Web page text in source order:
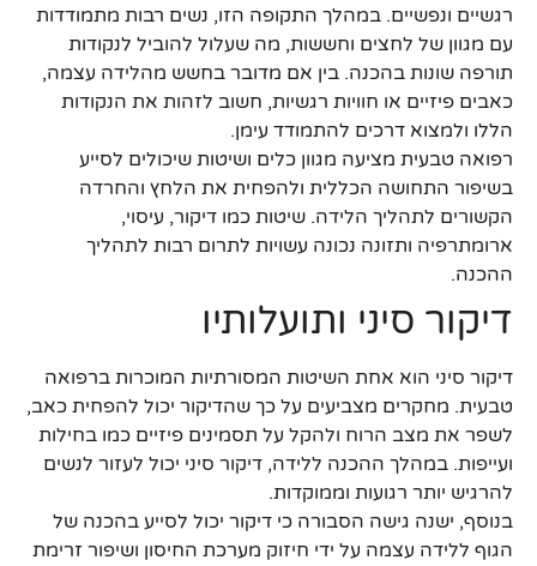
רגשיים ונפשיים. במהלך התקופה הזו, נשים רבות מתמודדות
עם מגוון של לחצים וחששות, מה שעלול להוביל לנקודות
תורפה שונות בהכנה. בין אם מדובר בחשש מהלידה עצמה,
כאבים פיזיים או חוויות רגשיות, חשוב לזהות את הנקודות
הללו ולמצוא דרכים להתמודד עימן.
רפואה טבעית מציעה מגוון כלים ושיטות שיכולים לסייע
בשיפור התחושה הכללית ולהפחית את הלחץ והחרדה
הקשורים לתהליך הלידה. שיטות כמו דיקור, עיסוי,
ארומתרפיה ותזונה נכונה עשויות לתרום רבות לתהליך
ההכנה.
דיקור סיני ותועלותיו
דיקור סיני הוא אחת השיטות המסורתיות המוכרות ברפואה
טבעית. מחקרים מצביעים על כך שהדיקור יכול להפחית כאב,
לשפר את מצב הרוח ולהקל על תסמינים פיזיים כמו בחילות
ועייפות. במהלך ההכנה ללידה, דיקור סיני יכול לעזור לנשים
להרגיש יותר רגועות וממוקדות.
בנוסף, ישנה גישה הסבורה כי דיקור יכול לסייע בהכנה של
הגוף ללידה עצמה על ידי חיזוק מערכת החיסון ושיפור זרימת